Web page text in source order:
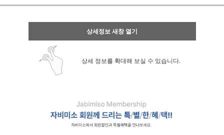
상세정보 새창 열기
상세 정보를 확대해 보실 수 있습니다.